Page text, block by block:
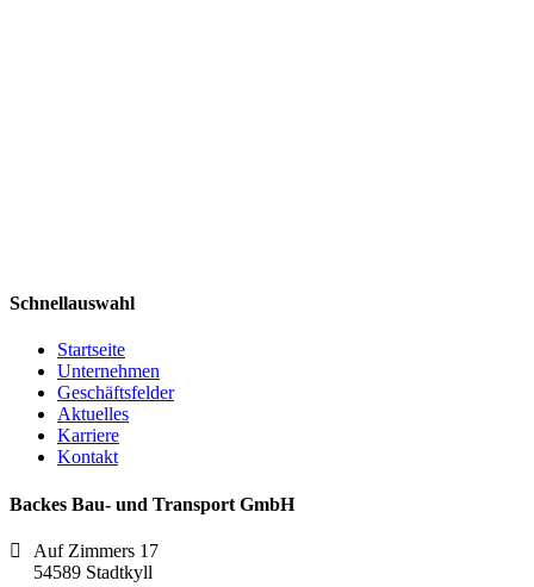
Schnellauswahl
Startseite
Unternehmen
Geschäftsfelder
Aktuelles
Karriere
Kontakt
Backes Bau- und Transport GmbH
Auf Zimmers 17
54589 Stadtkyll